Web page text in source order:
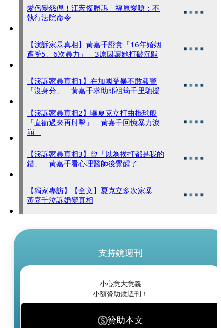
愛侶變怨偶！江宏傑勝訴 福原愛嗆：不
執行法院命令
【淚訴家暴真相】黃嘉千證實「16年婚姻
遭受5、6次暴力」 3原因讓她打破沉默
【淚訴家暴真相1】在加國受暴不敢報警
「沒身分」 黃嘉千求助郎祖筠千里馳援
【淚訴家暴真相2】曝夏克立打曲棍球般
「直衝過來再肘擊」 黃嘉千回憶暴力淚
崩
【淚訴家暴真相3】曾「以為挨打都是我的
錯」 黃嘉千看心理醫師後覺醒了
【獨家專訪】【全文】夏克立多次家暴
黃嘉千泣訴婚變真相
支持鏡週刊
小心意大意義
小額贊助鏡週刊！
贊助本文